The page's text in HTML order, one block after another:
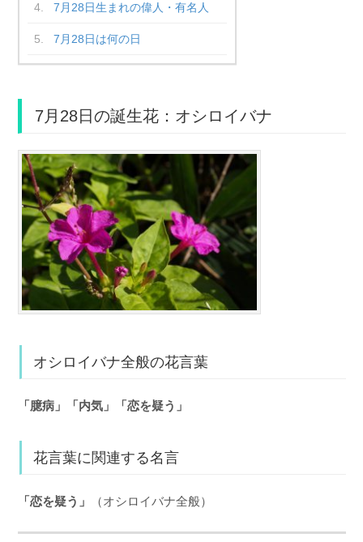
7月28日生まれの偉人・有名人
7月28日は何の日
7月28日の誕生花：オシロイバナ
オシロイバナ全般の花言葉
「臆病」「内気」「恋を疑う」
花言葉に関連する名言
「恋を疑う」 （オシロイバナ全般）